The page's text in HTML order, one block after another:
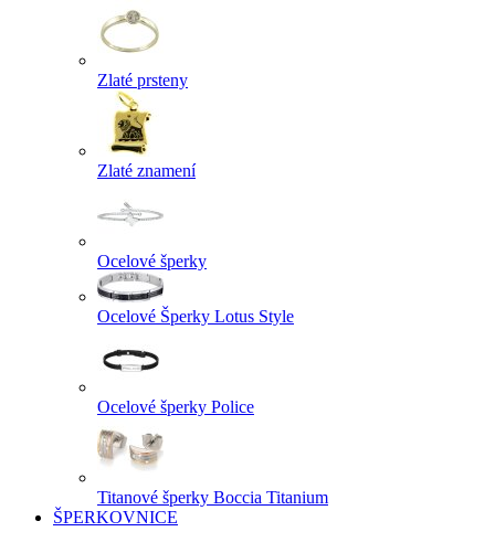
Zlaté prsteny
Zlaté znamení
Ocelové šperky
Ocelové Šperky Lotus Style
Ocelové šperky Police
Titanové šperky Boccia Titanium
ŠPERKOVNICE